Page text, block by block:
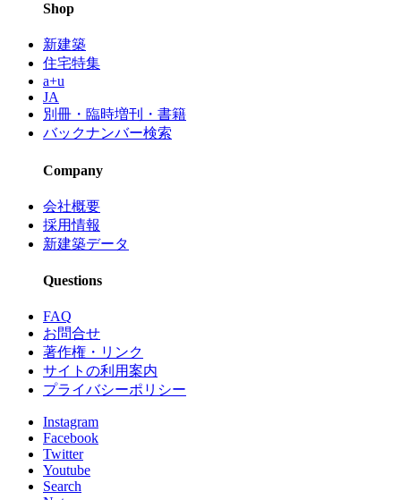
Shop
新建築
住宅特集
a+u
JA
別冊・臨時増刊・書籍
バックナンバー検索
Company
会社概要
採用情報
新建築データ
Questions
FAQ
お問合せ
著作権・リンク
サイトの利用案内
プライバシーポリシー
Instagram
Facebook
Twitter
Youtube
Search